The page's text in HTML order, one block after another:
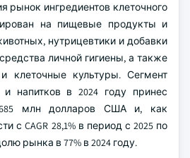
рынок ингредиентов клеточного
на пищевые продукты и
нутрицевтики и добавки
личной гигиены, а также
и клеточные культуры. Сегмент
напитков в 2024 году принес
млн долларов США и, как
с CAGR 28,1% в период с 2025 по
рынка в 77% в 2024 году.